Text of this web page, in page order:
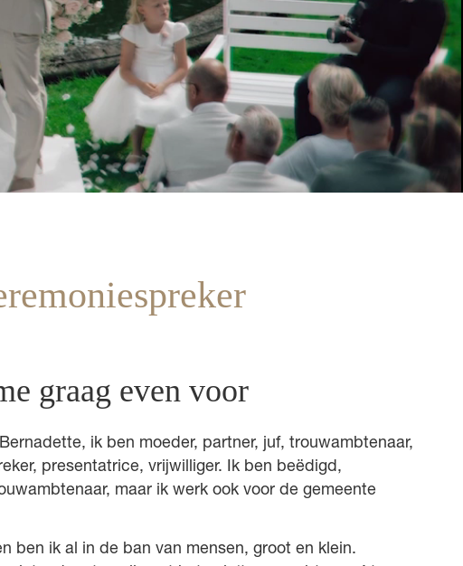
graag even voor
ik ben moeder, partner, juf, trouwambtenaar,
presentatrice, vrijwilliger. Ik ben beëdigd,
maar ik werk ook voor de gemeente
ben ik al in de ban van mensen, groot en klein.